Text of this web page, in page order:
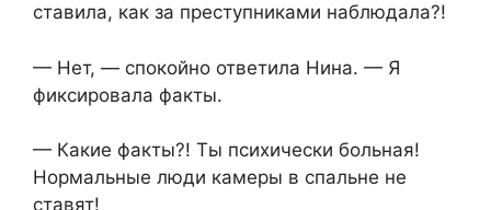
ставила, как за преступниками наблюдала?!
— Нет, — спокойно ответила Нина. — Я
фиксировала факты.
— Какие факты?! Ты психически больная!
Нормальные люди камеры в спальне не
ставят!